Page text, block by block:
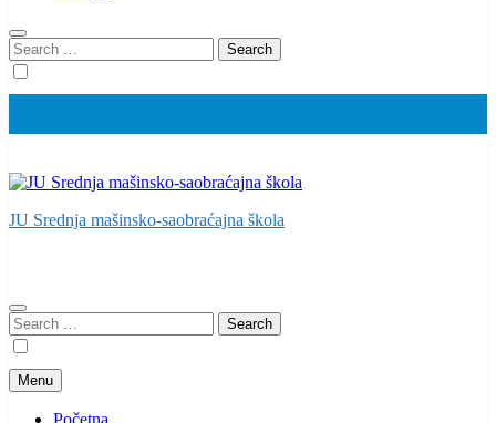
Search
for:
JU Srednja mašinsko-saobraćajna škola
Search
for:
Menu
Početna